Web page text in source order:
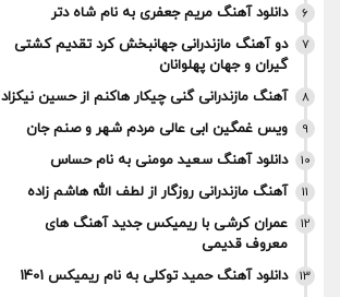
6 دانلود آهنگ مریم جعفری به نام شاه دتر
7
دو آهنگ مازندرانی جهانبخش کرد تقدیم کشتی
گیران و جهان پهلوانان
8 آهنگ مازندرانی گنی چیکار هاکنم از حسین نیکزاد
9 ویس غمگین ابی عالی مردم شهر و صنم جان
10 دانلود آهنگ سعید مومنی به نام حساس
11 آهنگ مازندرانی روزگار از لطف الله هاشم زاده
12
عمران کرشی با ریمیکس جدید آهنگ های
معروف قدیمی
13 دانلود آهنگ حمید توکلی به نام ریمیکس 1401